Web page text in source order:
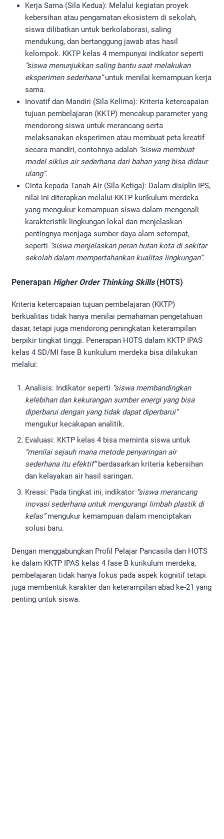
Kerja Sama (Sila Kedua): Melalui kegiatan proyek
kebersihan atau pengamatan ekosistem di sekolah,
siswa dilibatkan untuk berkolaborasi, saling
mendukung, dan bertanggung jawab atas hasil
kelompok. KKTP kelas 4 mempunyai indikator seperti
“siswa menunjukkan saling bantu saat melakukan
eksperimen sederhana”untuk menilai kemampuan kerja
sama.
Inovatif dan Mandiri (Sila Kelima): Kriteria ketercapaian
tujuan pembelajaran (KKTP) mencakup parameter yang
mendorong siswa untuk merancang serta
melaksanakan eksperimen atau membuat peta kreatif
secara mandiri, contohnya adalah “siswa membuat
model siklus air sederhana dari bahan yang bisa didaur
ulang”.
Cinta kepada Tanah Air (Sila Ketiga): Dalam disiplin IPS,
nilai ini diterapkan melalui KKTP kurikulum merdeka
yang mengukur kemampuan siswa dalam mengenali
karakteristik lingkungan lokal dan menjelaskan
pentingnya menjaga sumber daya alam setempat,
seperti “siswa menjelaskan peran hutan kota di sekitar
sekolah dalam mempertahankan kualitas lingkungan”.
Penerapan Higher Order Thinking Skills(HOTS)
Kriteria ketercapaian tujuan pembelajaran (KKTP)
berkualitas tidak hanya menilai pemahaman pengetahuan
dasar, tetapi juga mendorong peningkatan keterampilan
berpikir tingkat tinggi. Penerapan HOTS dalam KKTP IPAS
kelas 4 SD/MI fase B kurikulum merdeka bisa dilakukan
melalui:
Analisis: Indikator seperti “siswa membandingkan
kelebihan dan kekurangan sumber energi yang bisa
diperbarui dengan yang tidak dapat diperbarui”
mengukur kecakapan analitik.
Evaluasi: KKTP kelas 4 bisa meminta siswa untuk
“menilai sejauh mana metode penyaringan air
sederhana itu efektif”berdasarkan kriteria kebersihan
dan kelayakan air hasil saringan.
Kreasi: Pada tingkat ini, indikator “siswa merancang
inovasi sederhana untuk mengurangi limbah plastik di
kelas”mengukur kemampuan dalam menciptakan
solusi baru.
Dengan menggabungkan Profil Pelajar Pancasila dan HOTS
ke dalam KKTP IPAS kelas 4 fase B kurikulum merdeka,
pembelajaran tidak hanya fokus pada aspek kognitif tetapi
juga membentuk karakter dan keterampilan abad ke-21 yang
penting untuk siswa.